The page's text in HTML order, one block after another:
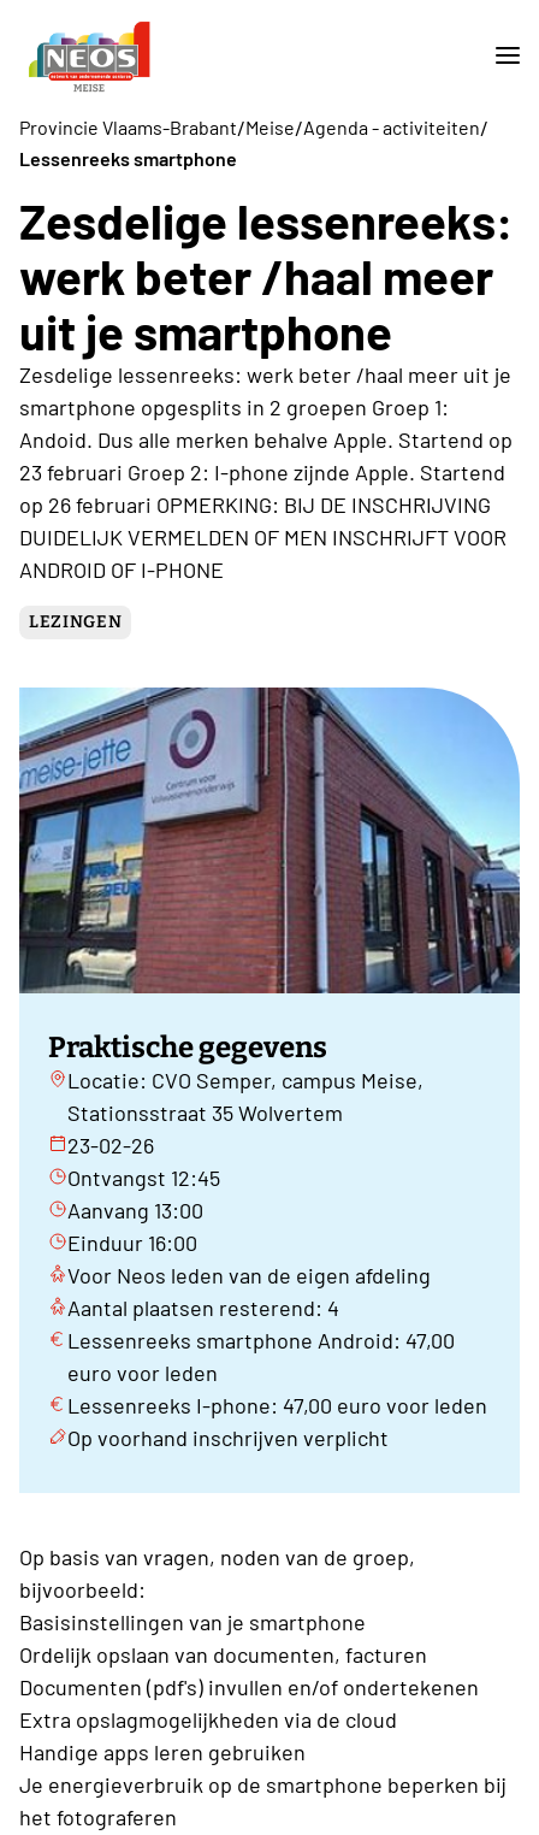
Provincie Vlaams-Brabant/Meise/Agenda - activiteiten/
Lessenreeks smartphone
Zesdelige lessenreeks:
werk beter /haal meer
uit je smartphone
Zesdelige lessenreeks: werk beter /haal meer uit je
smartphone opgesplits in 2 groepen Groep 1:
Andoid. Dus alle merken behalve Apple. Startend op
23 februari Groep 2: I-phone zijnde Apple. Startend
op 26 februari OPMERKING: BIJ DE INSCHRIJVING
DUIDELIJK VERMELDEN OF MEN INSCHRIJFT VOOR
ANDROID OF I-PHONE
LEZINGEN
Praktische gegevens
Locatie: CVO Semper, campus Meise,
Stationsstraat 35 Wolvertem
23-02-26
Ontvangst 12:45
Aanvang 13:00
Einduur 16:00
Voor Neos leden van de eigen afdeling
Aantal plaatsen resterend: 4
Lessenreeks smartphone Android: 47,00
euro voor leden
Lessenreeks I-phone: 47,00 euro voor leden
Op voorhand inschrijven verplicht
Op basis van vragen, noden van de groep,
bijvoorbeeld:
Basisinstellingen van je smartphone
Ordelijk opslaan van documenten, facturen
Documenten (pdf's) invullen en/of ondertekenen
Extra opslagmogelijkheden via de cloud
Handige apps leren gebruiken
Je energieverbruik op de smartphone beperken bij
het fotograferen